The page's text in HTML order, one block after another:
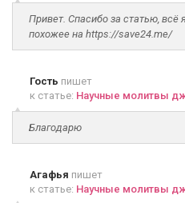
Привет. Спасибо за статью,
похожее на https://save24.me/
Гость пишет
к статье: Научные молитвы
Благодарю
Агафья пишет
к статье: Научные молитвы